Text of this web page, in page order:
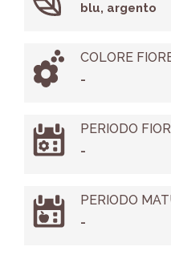
blu, argento
COLORE
-
PERIODO
-
PERIODO
-